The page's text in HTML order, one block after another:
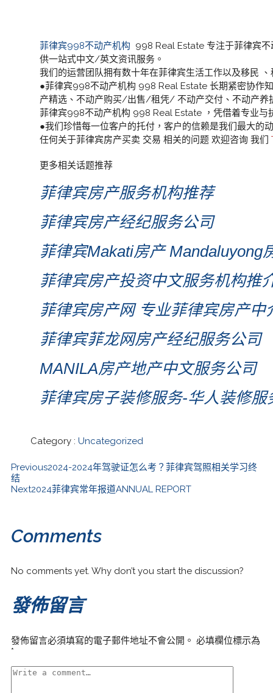
菲律宾998不动产机构 998 Real Estate 专注于菲律宾
供一站式中文/英文资讯服务。
我们的运营团队拥有数十年在菲律宾生活工作以及移民
●菲律宾998不动产机构 998 Real Estate 长期紧密协作
产精选、不动产购买/出售/租凭/ 不动产交付、不动产养
菲律宾998不动产机构 998 Real Estate ，凭借着专业与
●我们珍惜每一位客户的托付，客户的信赖是我们最大的
任何关于菲律宾房产买卖 交易 相关的问题 欢迎咨询 我们
更多相关话题推荐
菲律宾房产服务机构推荐
菲律宾房产经纪服务公司
菲律宾Makati房产 Mandaluyong
菲律宾房产投资中文服务机构推
菲律宾房产网 专业菲律宾房产
菲律宾菲龙网房产经纪服务公司
MANILA房产地产中文服务公司
菲律宾房子装修服务-华人装修服
Category : Uncategorized
Previous2024-2024年驾驶证怎么考？菲律宾驾照相关学习终
结
Next2024菲律宾常年报道ANNUAL REPORT
Comments
No comments yet. Why don’t you start the discussion?
發佈留言
發佈留言必須填寫的電子郵件地址不會公開。 必填欄位標示為
*